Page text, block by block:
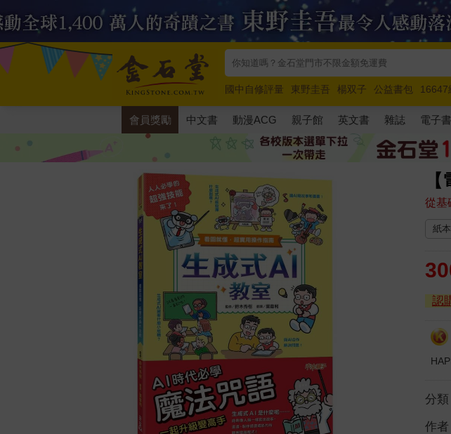
國中自修評量 東野圭吾 楊双子 公益書包 16647
唯紅花綻放
奧德賽 路邊攤新作 馬斯克 玩具總
會員獎勵 中文書 動漫ACG 親子館 英文書 雜誌 電子書
從基
紙
認
分類
作者